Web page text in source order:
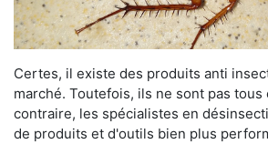
Certes, il existe des produits anti
marché. Toutefois, ils ne sont pas tous
contraire, les spécialistes en
de produits et d'outils bien plus